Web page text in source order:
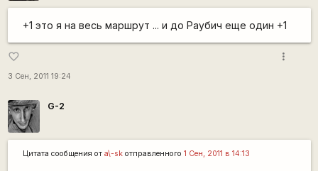
+1 это я на весь маршрут ... и до Раубич еще один +1
favorite_border
3 Сен, 2011 19:24
more_vert
G-2
Цитата сообщения от a\-skотправленного 1 Сен, 2011 в 14:13